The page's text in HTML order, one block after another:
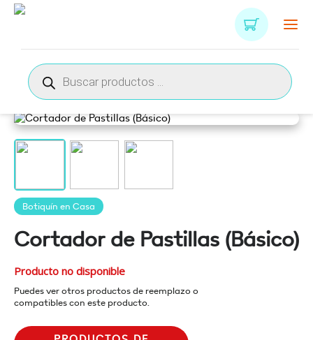
Búsqueda
de
productos
Botiquín en Casa
Cortador de Pastillas (Básico)
Producto no disponible
Puedes ver otros productos de reemplazo o
compatibles con este producto.